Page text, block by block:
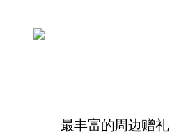
最丰富的周边赠礼